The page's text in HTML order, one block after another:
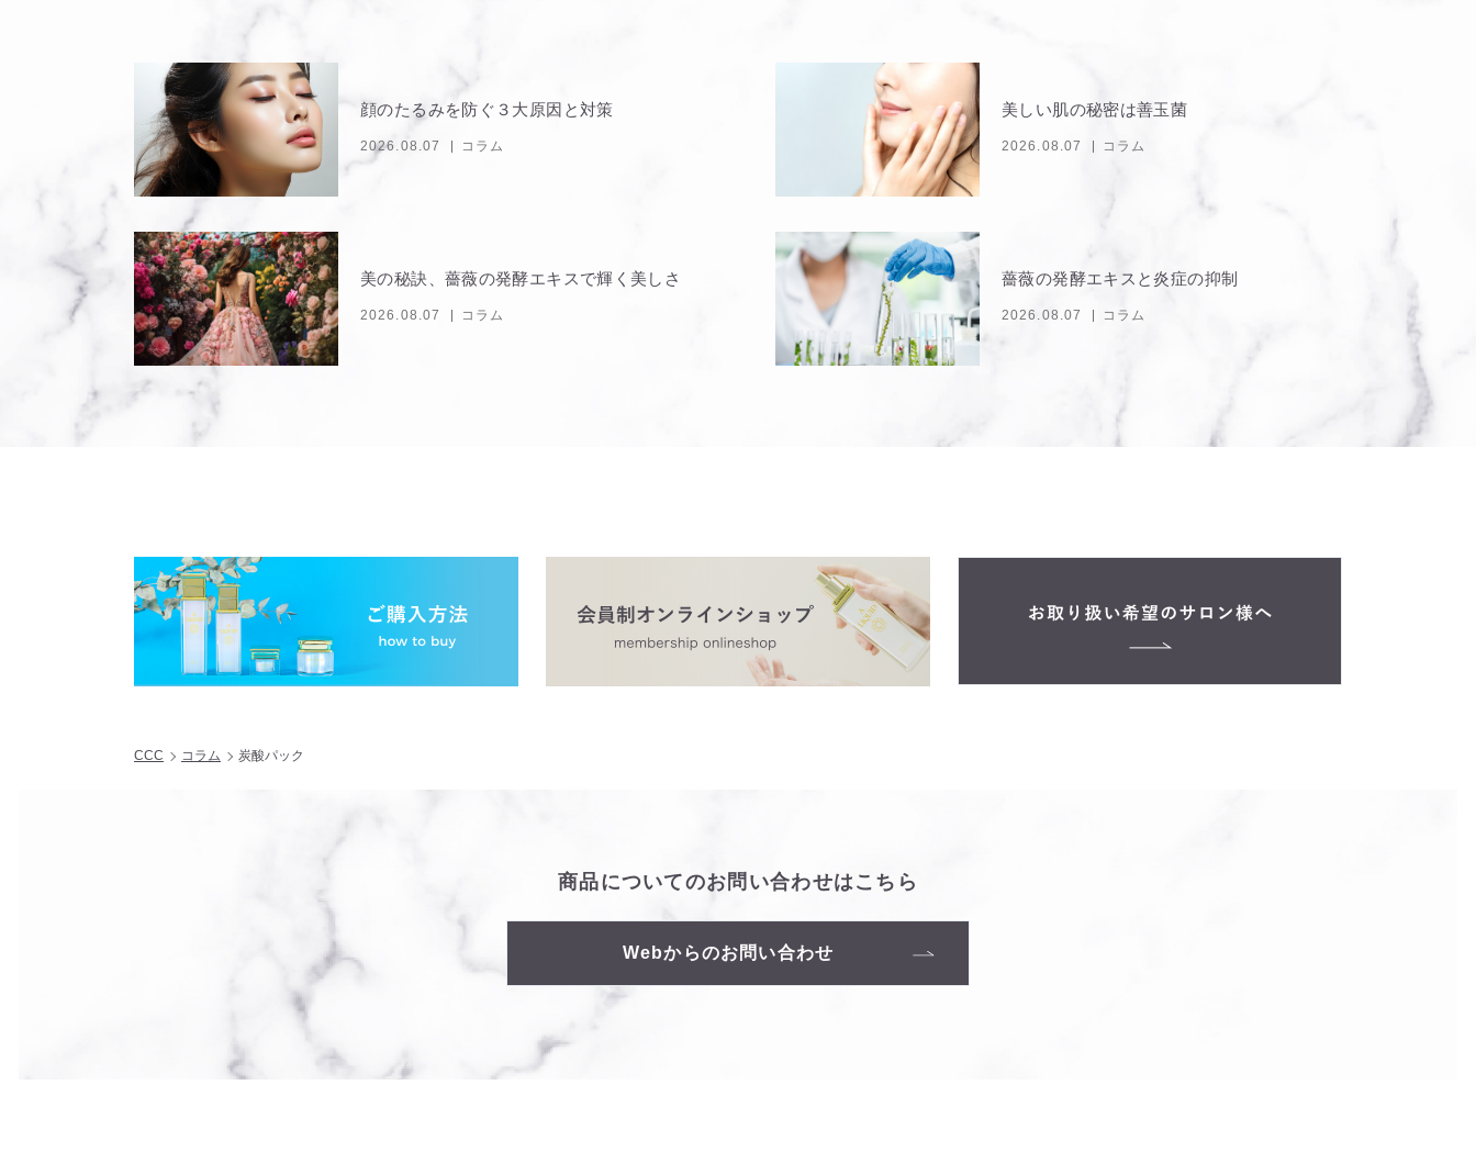
顔のたるみを防ぐ３大原因と対策
2026.08.07 コラム
美しい肌の秘密は善玉菌
2026.08.07 コラム
美の秘訣、薔薇の発酵エキスで輝く美しさ
2026.08.07 コラム
薔薇の発酵エキスと炎症の抑制
2026.08.07 コラム
CCC コラム 炭酸パック
商品についてのお問い合わせはこちら
Webからのお問い合わせ